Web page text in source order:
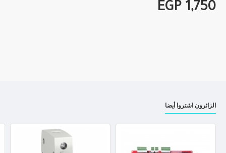
EGP 1,750
الزائرون اشتروا أيضا